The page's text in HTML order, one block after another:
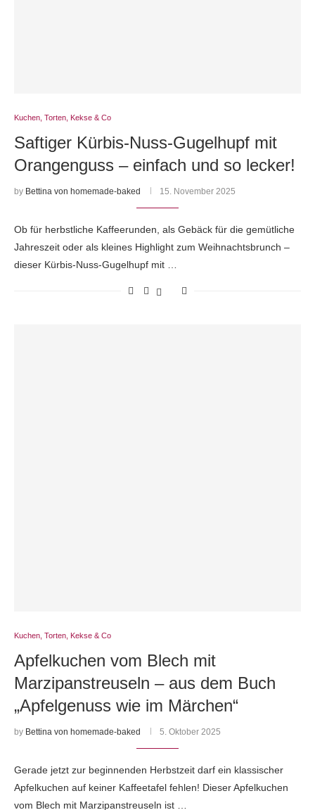
Kuchen, Torten, Kekse & Co
Saftiger Kürbis-Nuss-Gugelhupf mit
Orangenguss – einfach und so lecker!
by Bettina von homemade-baked 15. November 2025
Ob für herbstliche Kaffeerunden, als Gebäck für die gemütliche
Jahreszeit oder als kleines Highlight zum Weihnachtsbrunch –
dieser Kürbis-Nuss-Gugelhupf mit …
Kuchen, Torten, Kekse & Co
Apfelkuchen vom Blech mit
Marzipanstreuseln – aus dem Buch
„Apfelgenuss wie im Märchen“
by Bettina von homemade-baked 5. Oktober 2025
Gerade jetzt zur beginnenden Herbstzeit darf ein klassischer
Apfelkuchen auf keiner Kaffeetafel fehlen! Dieser Apfelkuchen
vom Blech mit Marzipanstreuseln ist …